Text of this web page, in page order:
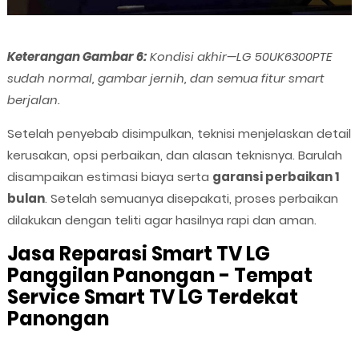
Keterangan Gambar 6:Kondisi akhir—LG 50UK6300PTE
sudah normal, gambar jernih, dan semua fitur smart
berjalan.
Setelah penyebab disimpulkan, teknisi menjelaskan detail
kerusakan, opsi perbaikan, dan alasan teknisnya. Barulah
disampaikan estimasi biaya serta garansi perbaikan 1
bulan. Setelah semuanya disepakati, proses perbaikan
dilakukan dengan teliti agar hasilnya rapi dan aman.
Jasa Reparasi Smart TV LG
Panggilan Panongan - Tempat
Service Smart TV LG Terdekat
Panongan